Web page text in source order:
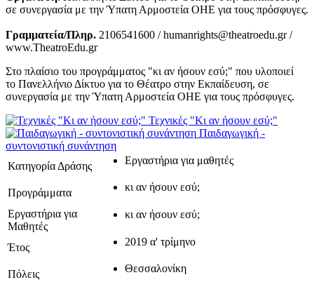
σε συνεργασία με την Ύπατη Αρμοστεία ΟΗΕ για τους πρόσφυγες.
Γραμματεία/Πληρ. 2106541600 / humanrights@theatroedu.gr /
www.TheatroEdu.gr
Στο πλαίσιο του προγράμματος "κι αν ήσουν εσύ;" που υλοποιεί
το Πανελλήνιο Δίκτυο για το Θέατρο στην Εκπαίδευση, σε
συνεργασία με την Ύπατη Αρμοστεία ΟΗΕ για τους πρόσφυγες.
Τεχνικές "Κι αν ήσουν εσύ;"
Παιδαγωγική -
συντονιστική συνάντηση
Κατηγορία Δράσης
Εργαστήρια για μαθητές
Προγράμματα κι αν ήσουν εσύ;
Εργαστήρια για
Μαθητές
κι αν ήσουν εσύ;
Έτος 2019 α' τρίμηνο
Πόλεις Θεσσαλονίκη